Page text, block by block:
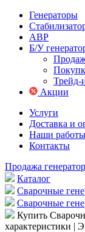
Генераторы
АВР
Б/У
Трейд-
Акции
Услуги
Доставка и
Наши работы
Контакты
Продажа
Каталог
Сварочные
Сварочные
Купить
характеристики |